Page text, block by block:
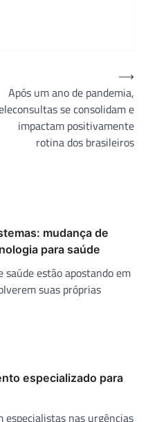
Após um ano de pandemia,
se consolidam e
impactam positivamente
rotina dos brasileiros
⟶
mudança de
para saúde
saúde estão apostando em
suas próprias
especializado para
nas urgências